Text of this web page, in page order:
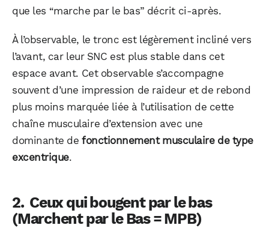
que les “marche par le bas” décrit ci-après.
À l’observable, le tronc est légèrement incliné vers
l’avant, car leur SNC est plus stable dans cet
espace avant. Cet observable s’accompagne
souvent d’une impression de raideur et de rebond
plus moins marquée liée à l’utilisation de cette
chaîne musculaire d’extension avec une
dominante defonctionnement musculaire de type
excentrique.
Ceux qui bougent par le bas
(Marchent par le Bas = MPB)